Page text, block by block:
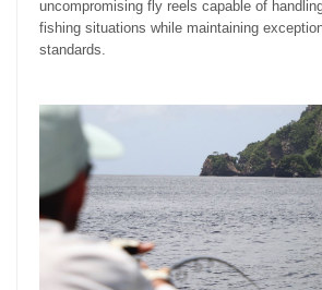
uncompromising fly reels capable of
fishing situations while maintaining
standards.